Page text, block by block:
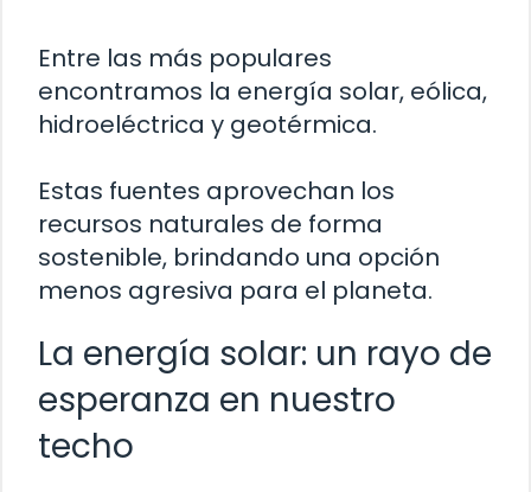
Entre las más populares
encontramos la energía solar, eólica,
hidroeléctrica y geotérmica.
Estas fuentes aprovechan los
recursos naturales de forma
sostenible, brindando una opción
menos agresiva para el planeta.
La energía solar: un rayo de
esperanza en nuestro
techo